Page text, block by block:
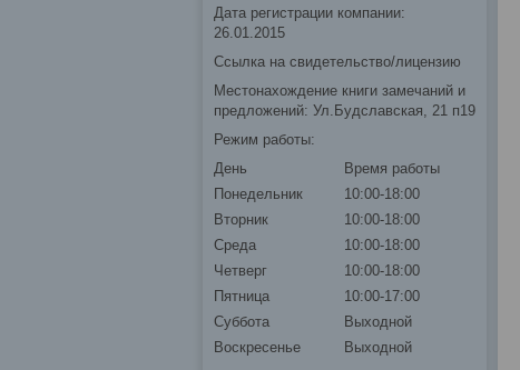
Дата регистрации компании:
26.01.2015
Ссылка на свидетельство/лицензию
Местонахождение книги замечаний и
предложений: Ул.Будславская, 21 п19
Режим работы:
День
Время работы
Понедельник
10:00-18:00
Вторник
10:00-18:00
Среда
10:00-18:00
Четверг
10:00-18:00
Пятница
10:00-17:00
Суббота
Выходной
Воскресенье
Выходной